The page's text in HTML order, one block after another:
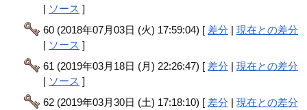
| ソース ]
60 (2018年07月03日 (火) 17:59:04) [ 差分 |現在との差分
| ソース ]
61 (2019年03月18日 (月) 22:26:47) [ 差分 |現在との差分
| ソース ]
62 (2019年03月30日 (土) 17:18:10) [ 差分 |現在との差分